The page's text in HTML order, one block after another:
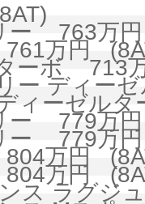
ー 763万
万円
ーボ 713
ー ディー
ィーゼル
ー 779万
ー 779万
万円
万円
ス ラグ